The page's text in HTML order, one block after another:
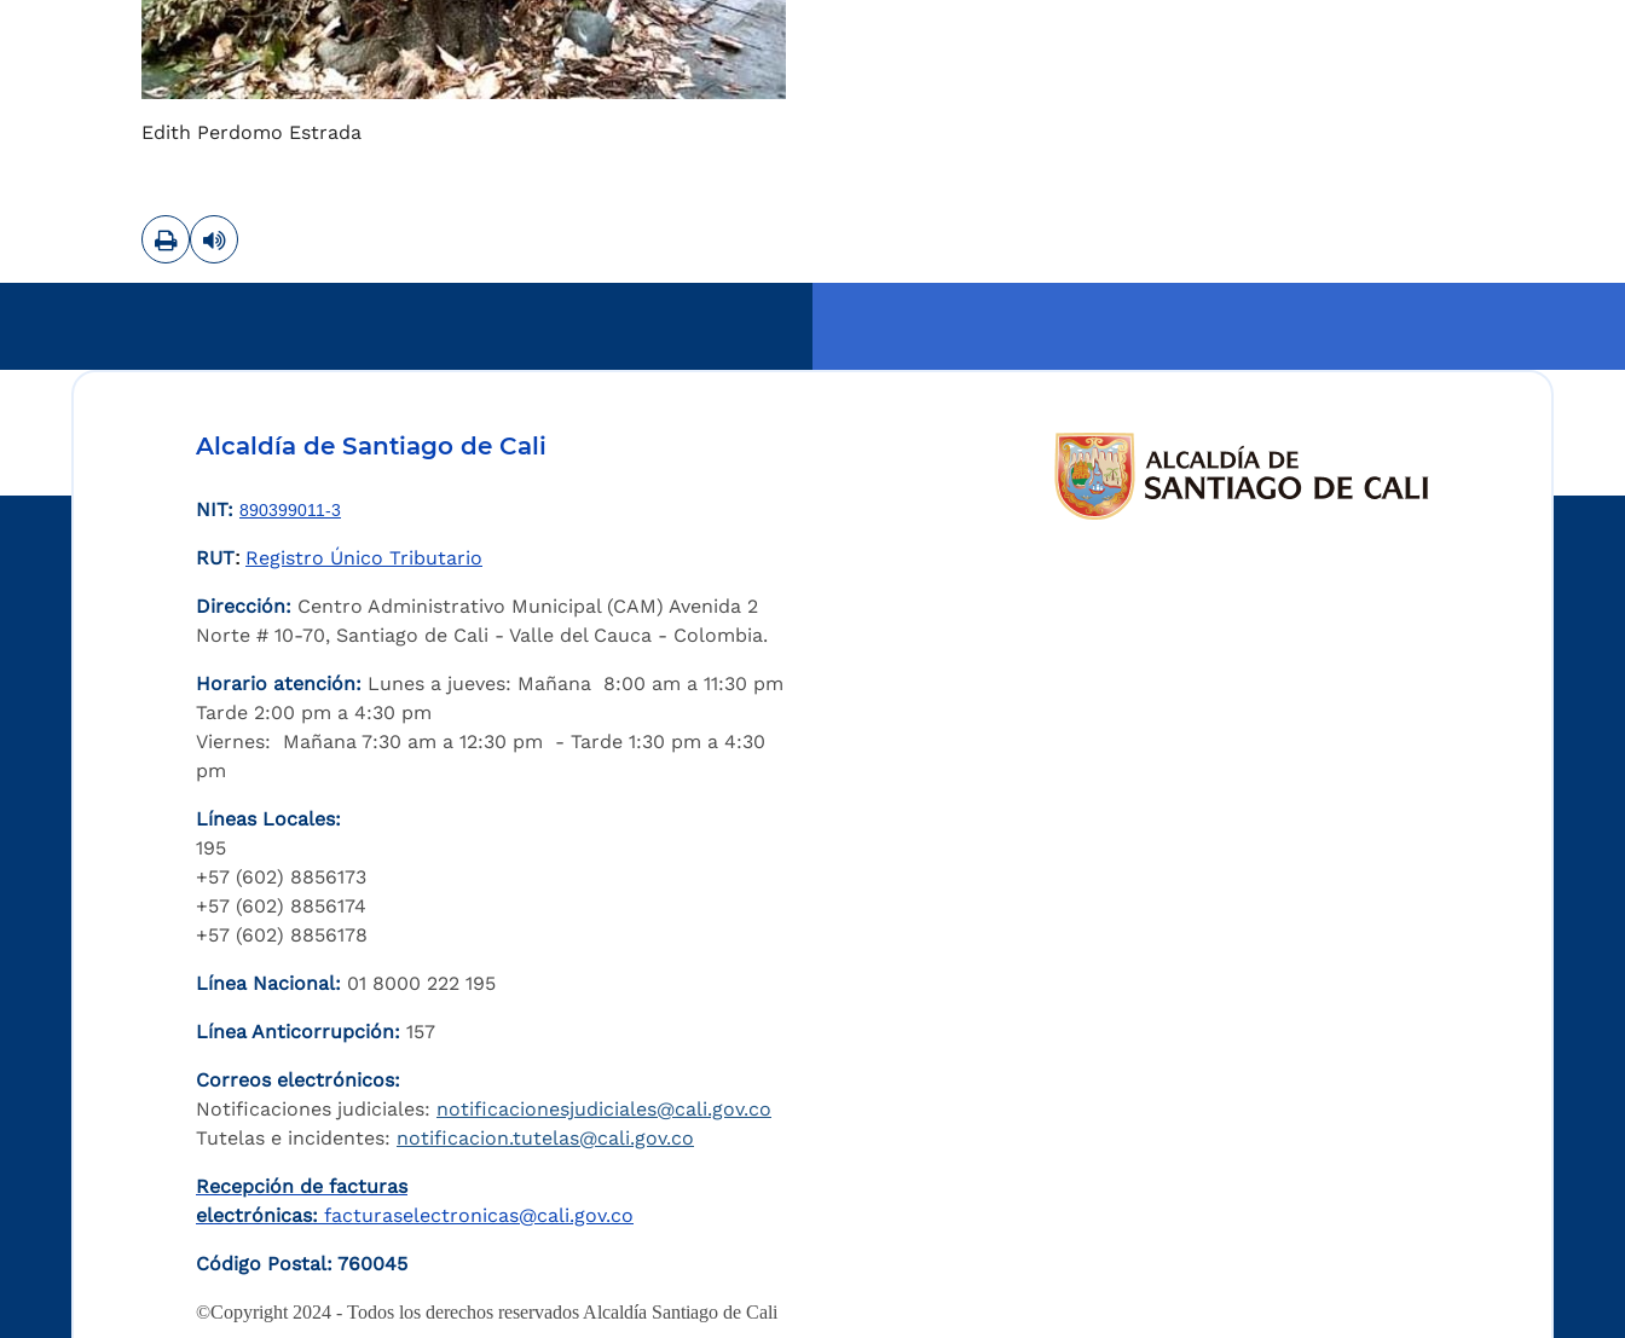
Edith Perdomo Estrada
ImprimirLeer contenido
Alcaldía de Santiago de Cali
NIT: 890399011-3
RUT: Registro Único Tributario
Dirección: Centro Administrativo Municipal (CAM) Avenida 2
Norte # 10-70, Santiago de Cali - Valle del Cauca - Colombia.
Horario atención: Lunes a jueves: Mañana 8:00 am a 11:30 pm
Tarde 2:00 pm a 4:30 pm
Viernes: Mañana 7:30 am a 12:30 pm - Tarde 1:30 pm a 4:30
pm
Líneas Locales:
195
+57 (602) 8856173
+57 (602) 8856174
+57 (602) 8856178
Línea Nacional: 01 8000 222 195
Línea Anticorrupción: 157
Correos electrónicos:
Notificaciones judiciales: notificacionesjudiciales@cali.gov.co
Tutelas e incidentes: notificacion.tutelas@cali.gov.co
Recepción de facturas
electrónicas: facturaselectronicas@cali.gov.co
Código Postal: 760045
©Copyright 2024 - Todos los derechos reservados Alcaldía Santiago de Cali